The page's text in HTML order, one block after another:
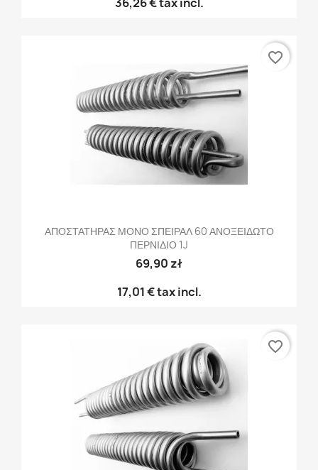
ΑΠΟΣΤΑΤΗΡΑΣ ΜΟΝΟ ΣΠΕΙΡΑΛ 60 ΑΝΟΞΕΙΔΩΤΟ
ΠΕΡΝΙΔΙΟ 1J
69,90 zł
17,01 €tax incl.
favorite_border
favorite_border